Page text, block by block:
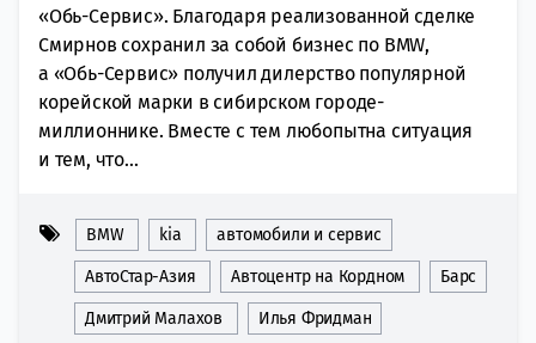
«Обь-Сервис». Благодаря реализованной сделке
Смирнов сохранил за собой бизнес по BMW,
а «Обь-Сервис» получил дилерство популярной
корейской марки в сибирском городе-
миллионнике. Вместе с тем любопытна ситуация
и тем, что...
BMW kia автомобили и сервис
АвтоСтар-Азия Автоцентр на Кордном Барс
Дмитрий Малахов Илья Фридман